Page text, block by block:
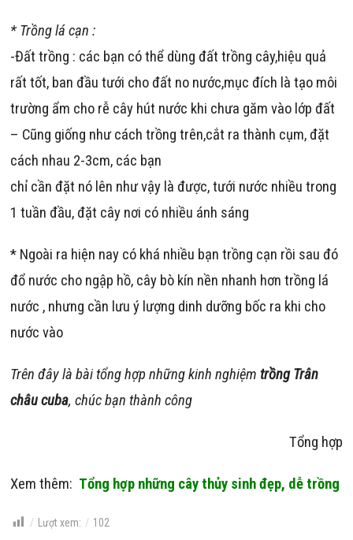
* Trồng lá cạn :
-Đất trồng : các bạn có thể dùng đất trồng cây,hiệu quả
rất tốt, ban đầu tưới cho đất no nước,mục đích là tạo môi
trường ẩm cho rễ cây hút nước khi chưa găm vào lớp đất
– Cũng giống như cách trồng trên,cắt ra thành cụm, đặt
cách nhau 2-3cm, các bạn
chỉ cần đặt nó lên như vậy là được, tưới nước nhiều trong
1 tuần đầu, đặt cây nơi có nhiều ánh sáng
* Ngoài ra hiện nay có khá nhiều bạn trồng cạn rồi sau đó
đổ nước cho ngập hồ, cây bò kín nền nhanh hơn trồng lá
nước , nhưng cần lưu ý lượng dinh dưỡng bốc ra khi cho
nước vào
Trên đây là bài tổng hợp những kinh nghiệmtrồng Trân
châu cuba, chúc bạn thành công
Tổng hợp
Xem thêm: Tổng hợp những cây thủy sinh đẹp, dễ trồng
Lượt xem: 102